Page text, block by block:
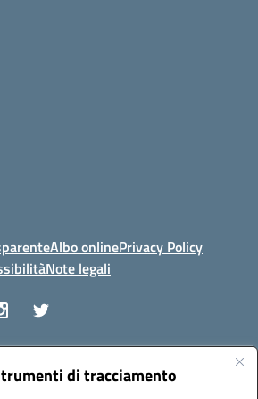
di tracciamento
Albo onlinePrivacy Policy
Note legali
Via Falcone n.20 - 91025 Marsala